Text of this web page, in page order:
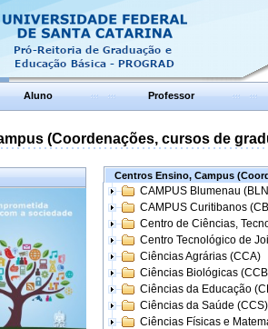
Aluno Professor
(Coordenações, cursos de
Centros Ensino, Campus
CAMPUS Blumenau
CAMPUS Curitibanos
Centro de Ciências,
Centro Tecnológico de
Ciências Agrárias (CCA)
Ciências Biológicas
Ciências da Educação
Ciências da Saúde (CCS)
Ciências Físicas e